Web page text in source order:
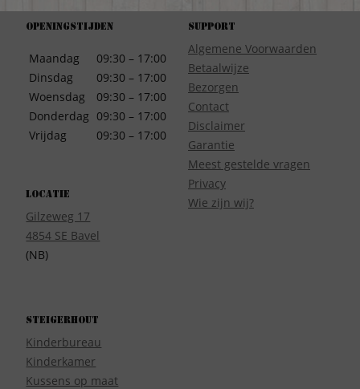
Openingstijden
Maandag
Dinsdag
Woensdag
Donderdag
Vrijdag
09:30 – 17:00
09:30 – 17:00
09:30 – 17:00
09:30 – 17:00
09:30 – 17:00
Locatie
Gilzeweg 17
4854 SE Bavel
(NB)
Support
Algemene Voorwaarden
Betaalwijze
Bezorgen
Contact
Disclaimer
Garantie
Meest gestelde vragen
Privacy
Wie zijn wij?
Steigerhout
Kinderbureau
Kinderkamer
Kussens op maat